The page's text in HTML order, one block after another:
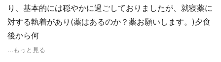
り、基本的には穏やかに過ごしておりましたが、就寝薬に
対する執着があり(薬はあるのか？薬お願いします。)夕食
後から何
...もっと見る